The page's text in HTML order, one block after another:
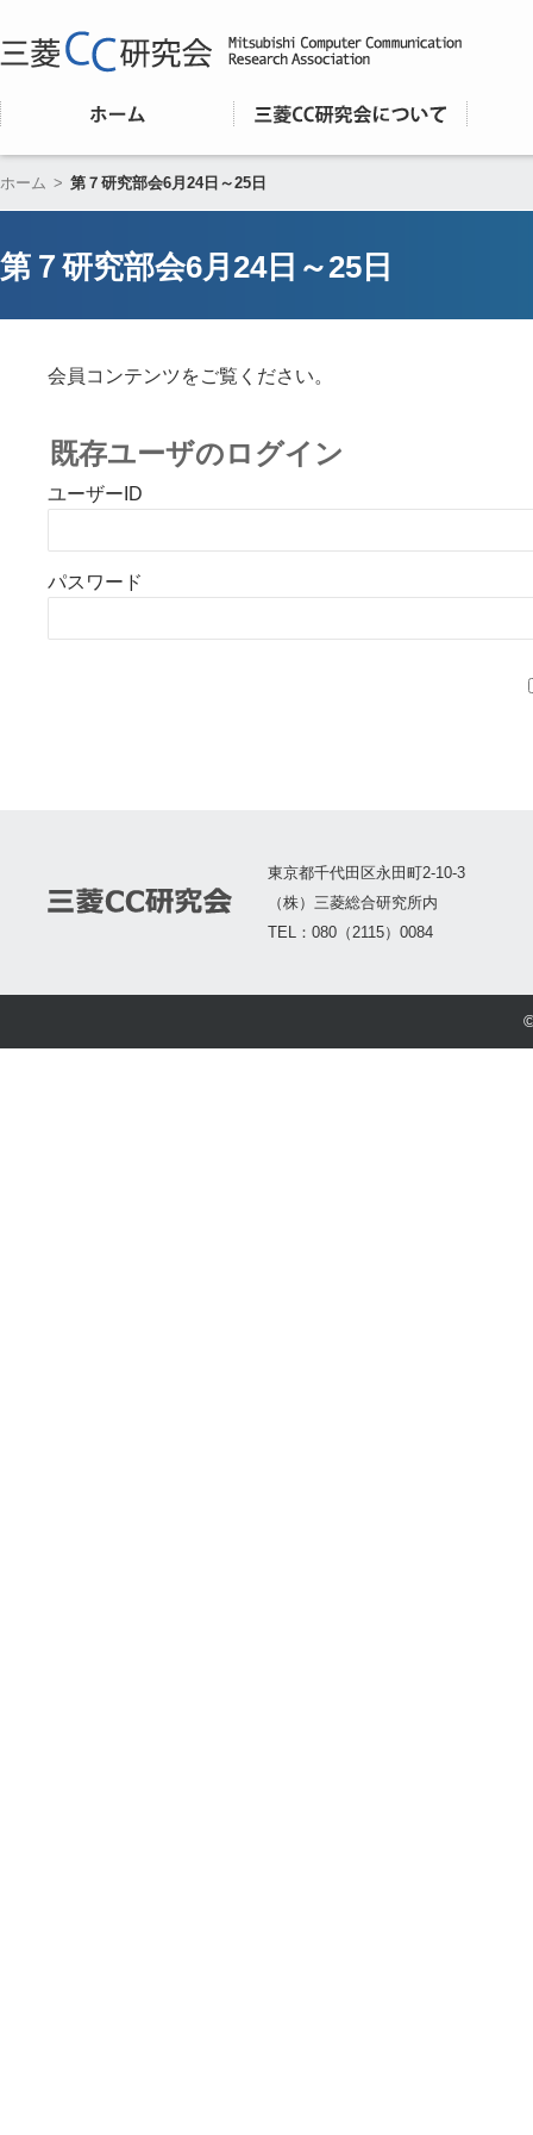
ホーム > 第７研究部会6月24日～25日
第７研究部会6月24日～25日
会員コンテンツをご覧ください。
既存ユーザのログイン
ユーザーID
パスワード
東京都千代田区永田町2-10-3
（株）三菱総合研究所内
TEL：080（2115）0084